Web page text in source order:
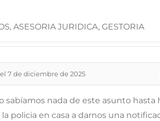
ASESORIA JURIDICA, GESTORIA
7 de diciembre de 2025
sabíamos nada de este asunto hasta
policia en casa a darnos una